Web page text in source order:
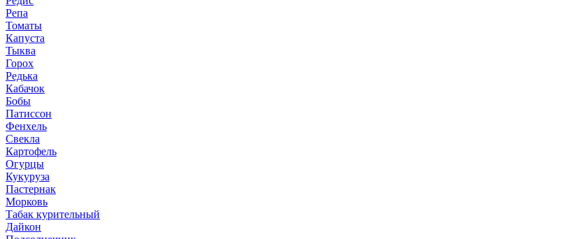
Репа
Томаты
Капуста
Тыква
Горох
Редька
Кабачок
Бобы
Патиссон
Фенхель
Свекла
Картофель
Огурцы
Кукуруза
Пастернак
Морковь
Табак курительный
Дайкон